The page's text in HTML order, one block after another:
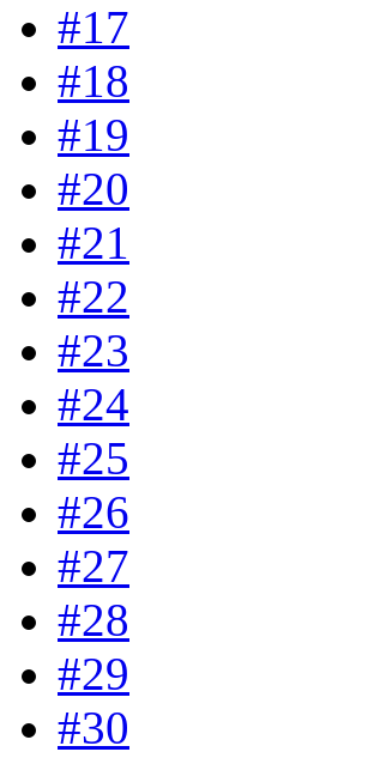
#17
#18
#19
#20
#21
#22
#23
#24
#25
#26
#27
#28
#29
#30